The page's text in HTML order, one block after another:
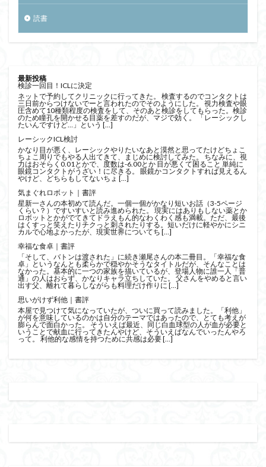
読書
最新投稿
検診一回目！ICLに決定
ネットで予約してクリニックに行ってきた。 検査するのでコンタクトは
三日前からつけないでーと言われたのでそのようにした。 視力検査や眼
圧含めて10種類程度の検査をして、そのあと検診をしてもらった。検診
のため瞳孔を開かせる目薬を差すのだが、マジで効く。 「レーシックし
たいんですけど…」という […]
レーシックICL検討
かなり目が悪く、レーシックやりたいなあと漠然と思ってたけどちょこ
ちょこ周りでもやる人出てきて、まじめに検討してみた。 ちなみに、視
力はおそらく0.01とかで、度数は-6.00とか 目が悪くて困ること 単純に
眼鏡コンタクトがうざい！に尽きる。 眼鏡かコンタクトすれば見えるん
やけど、どちらもしてないちょ […]
気まぐれロボット｜書評
星新一さんの本初めて読んだ。一個一個がかなり短いお話（3-5ページ
くらい？）ですいすいと読み進められた。 現実にはありもしない薬とか
ロボットとかがでてきてドラえもん的なわくわく感も満載。ただ、最後
はくすっと笑えたりチクっと刺されたりする。短いだけに軽やかにシニ
カルで心地よかったが、現実世界についてち […]
幸福な食卓｜書評
「そして、バトンは渡された」に続き瀬尾さんの本二冊目。「幸福な食
卓」というなんとも柔らかで穏やかそうなタイトルだが、そんなことは
なかった。基本的に一つの家族を描いているが、登場人物に誰一人「普
通」の人はおらず、かなりキャラ立ちしていた。 父さんをやめると言い
出す父、離れて暮らしながらも料理だけ作りに […]
思いがけず利他｜書評
本屋で見つけて気になっていたが、ついに買って読みました。「利他」
が何を意味しているのかは自分のテーマではあったので、とても考えが
膨らんで面白かった。 そういえば最近、同じ白血球型の人が血が必要と
いうことで献血に行ってきたんやけど、そういえばなんでいったんやろ
って。 利他的な感情を持つために共感は必要 […]